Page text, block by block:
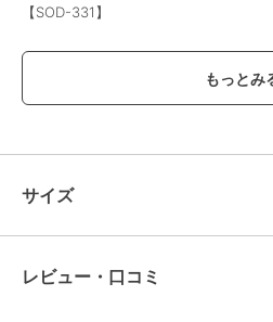
【SOD-331】
商品カテゴリ キャンプ レジャー
カラー
サイズ
レビュー・口コミ